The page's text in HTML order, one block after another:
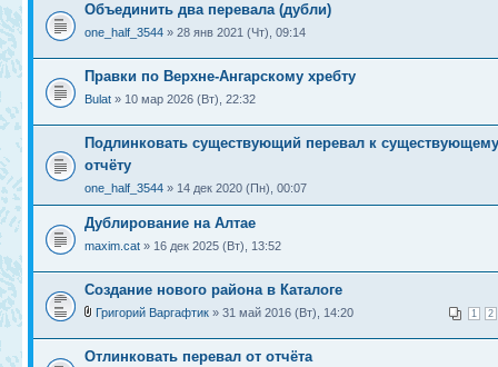
Объединить два перевала (дубли)
one_half_3544 » 28 янв 2021 (Чт), 09:14
Правки по Верхне-Ангарскому хребту
Bulat » 10 мар 2026 (Вт), 22:32
Подлинковать существующий перевал к существующему
отчёту
one_half_3544 » 14 дек 2020 (Пн), 00:07
Дублирование на Алтае
maxim.cat » 16 дек 2025 (Вт), 13:52
Создание нового района в Каталоге
1 2
Григорий Варгафтик » 31 май 2016 (Вт), 14:20
Отлинковать перевал от отчёта